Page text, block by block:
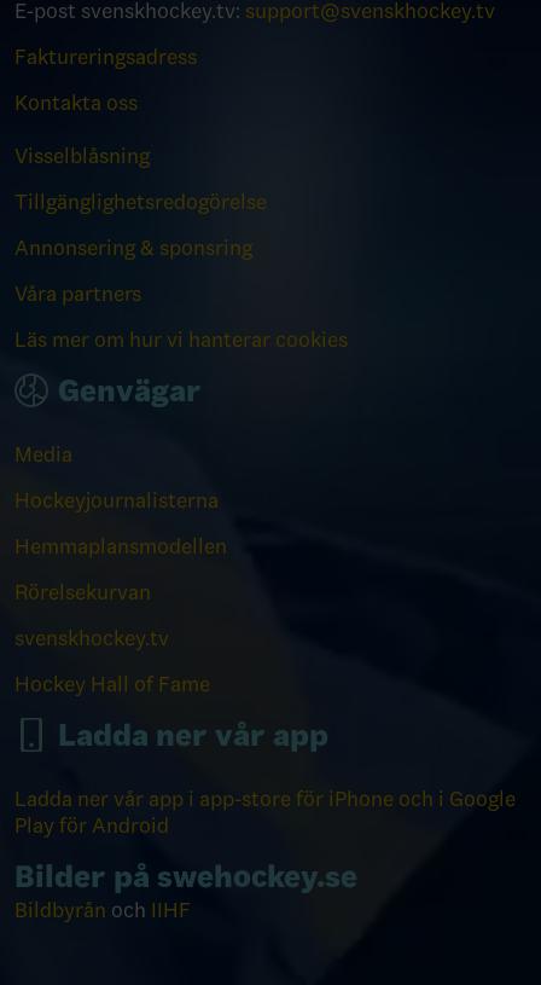
E-post svenskhockey.tv: support@svenskhockey.tv
Faktureringsadress
Kontakta oss
Visselblåsning
Tillgänglighetsredogörelse
Annonsering & sponsring
Våra partners
Läs mer om hur vi hanterar cookies
Genvägar
Media
Hockeyjournalisterna
Hemmaplansmodellen
Rörelsekurvan
svenskhockey.tv
Hockey Hall of Fame
Ladda ner vår app
Ladda ner vår app i app-store för iPhone och i Google
Play för Android
Bilder på swehockey.se
Bildbyrån och IIHF